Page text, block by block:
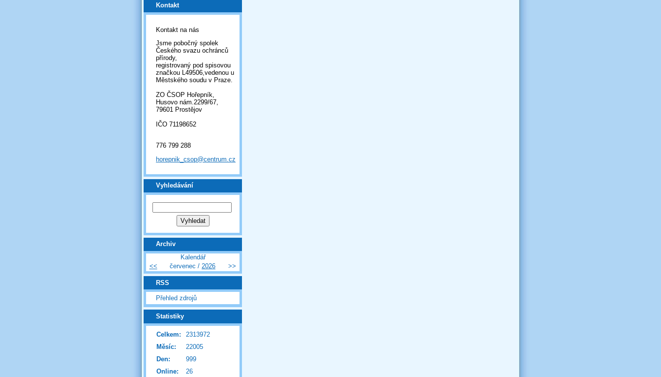
Kontakt
Kontakt na nás
Jsme pobočný spolek
Českého svazu ochránců
přírody,
registrovaný pod spisovou
značkou L49506,vedenou u
Městského soudu v Praze.
ZO ČSOP Hořepník,
Husovo nám.2299/67,
79601 Prostějov
IČO 71198652
776 799 288
horepnik_csop@centrum.cz
Vyhledávání
Archiv
Kalendář
<<
červenec / 2026 >>
RSS
Přehled zdrojů
Statistiky
Online: 26
Celkem:
2313972
Měsíc:
22005
Den:
999